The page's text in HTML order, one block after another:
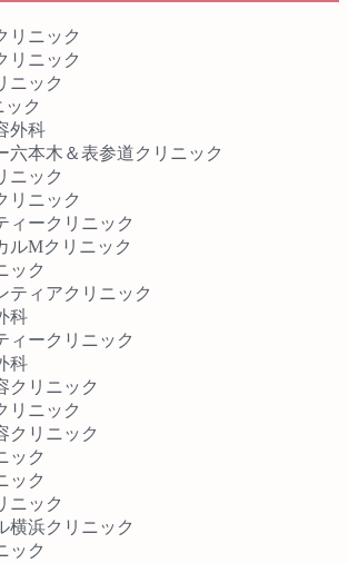
リニック
リニック
ニック
ク
外科
六本木＆表参道クリニック
ニック
リニック
ィークリニック
ルMクリニック
ック
ティアクリニック
科
ィークリニック
科
クリニック
リニック
クリニック
ック
ック
ニック
横浜クリニック
ック